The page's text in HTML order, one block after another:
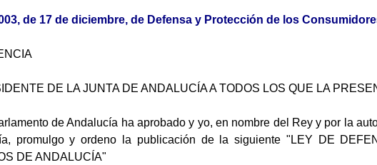
de 17 de diciembre, de Defensa y Protección de los
DE LA JUNTA DE ANDALUCÍA A TODOS LOS QUE LA
de Andalucía ha aprobado y yo, en nombre del Rey y por la
promulgo y ordeno la publicación de la siguiente "LEY DE
DE ANDALUCÍA"